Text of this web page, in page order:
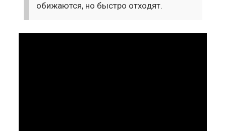
обижаются, но быстро отходят.